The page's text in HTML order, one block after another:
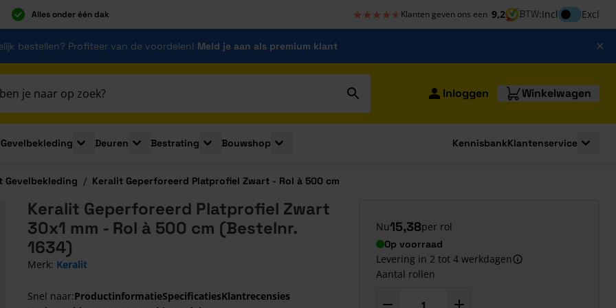
Alles onder één dak ★★★★★
★★★★★ Klanten geven ons een 9,2 BTW:InclInclusief btw
Excl
bestellen? Profiteer van de voordelen! Meld je aan als premium klant
Inloggen Winkelwagen
Plaatmaterialen
submenu for Isolatie
Gevelbekleding
Toggle submenu for Gevelbekleding
Deuren
Toggle submenu for Deuren
Bestrating
Toggle submenu for Bestrating
Bouwshop
Toggle submenu for Bouwshop
KennisbankKlantenservice
Gevelbekleding / Keralit Geperforeerd Platprofiel Zwart - Rol à 500 cm
Keralit Geperforeerd Platprofiel Zwart
30x1 mm - Rol à 500 cm (Bestelnr.
1634)
Merk: Keralit
Snel naar:ProductinformatieSpecificatiesKlantrecensies
Nu15,38per rol
Op voorraad
Levering in 2 tot 4 werkdagen
Aantal rollen